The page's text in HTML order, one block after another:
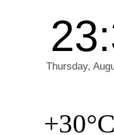
+30°C